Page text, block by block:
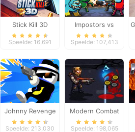
Stick Kill 3D
Speelde: 16,691
Impostors vs
Zombies: Survival
Speelde: 107,413
Johnny Revenge
Speelde: 213,030
Modern Combat
Defense
Speelde: 198,065